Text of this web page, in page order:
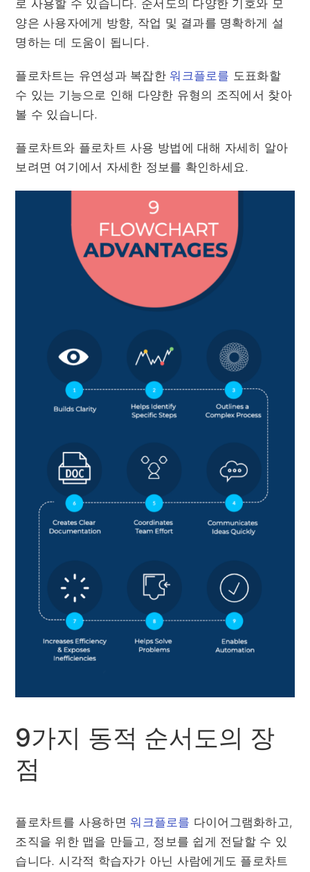
로 사용할 수 있습니다. 순서도의 다양한 기호와 모
양은 사용자에게 방향, 작업 및 결과를 명확하게 설
명하는 데 도움이 됩니다.
플로차트는 유연성과 복잡한 워크플로를 도표화할
수 있는 기능으로 인해 다양한 유형의 조직에서 찾아
볼 수 있습니다.
플로차트와 플로차트 사용 방법에 대해 자세히 알아
보려면 여기에서 자세한 정보를 확인하세요.
9가지 동적 순서도의 장
점
플로차트를 사용하면 워크플로를 다이어그램화하고,
조직을 위한 맵을 만들고, 정보를 쉽게 전달할 수 있
습니다. 시각적 학습자가 아닌 사람에게도 플로차트